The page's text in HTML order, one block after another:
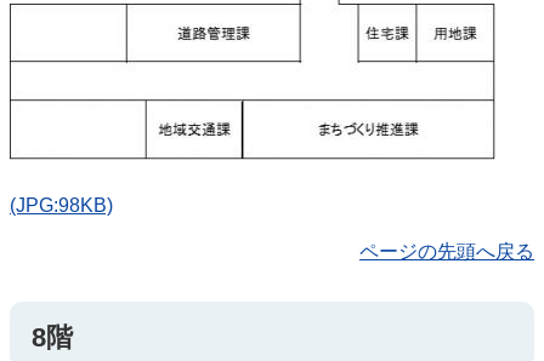
(JPG:98KB)
ページの先頭へ戻る
8階